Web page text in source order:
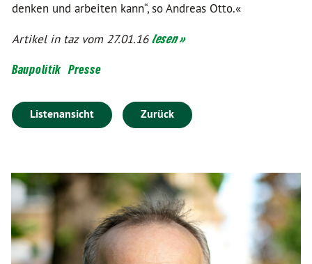
denken und arbeiten kann“, so Andreas Otto.«
Artikel in taz vom 27.01.16lesen »
Baupolitik Presse
Listenansicht Zurück